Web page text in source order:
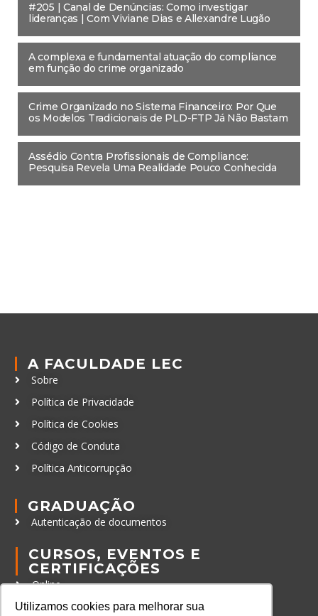
Utilizamos cookies para melhorar sua
#205 | Canal de Denúncias: Como investigar
lideranças | Com Viviane Dias e Allexandre Lugão
A complexa e fundamental atuação do compliance
em função do crime organizado
Crime Organizado no Sistema Financeiro: Por Que
os Modelos Tradicionais de PLD-FTP Já Não Bastam
Assédio Contra Profissionais de Compliance:
Pesquisa Revela Uma Realidade Pouco Conhecida
A FACULDADE LEC
Sobre
Política de Privacidade
Política de Cookies
Código de Conduta
Política Anticorrupção
GRADUAÇÃO
Autenticação de documentos
CURSOS, EVENTOS E
CERTIFICAÇÕES
Online
In Company